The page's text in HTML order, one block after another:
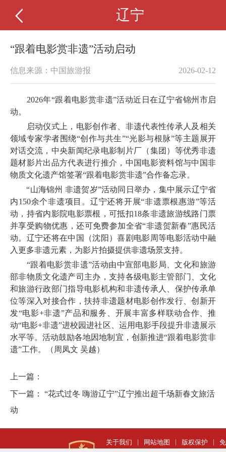
辽宁
“跟着电影赏非遗”活动启动
信息来源：中国旅游报 2026-02-12
2026年“跟着电影赏非遗”活动近日在辽宁省锦州市启
动。
启动仪式上，电影创作者、非遗代表性传承人及相关
领域专家学者围绕“创作与共生”“光影与根脉”等主题展开
对话交流，中央新闻纪录电影制片厂（集团）等优秀非遗
题材影片出品方代表进行推介，中国电影资料馆与中国非
物质文化遗产馆签署“跟着电影赏非遗”合作备忘录。
“山海锦州 非遗贺岁”活动同日举办，集中展示辽宁省
内150余个非遗项目。辽宁还将开展“非遗票根惠游”等活
动，持省内影院电影票根，可抵扣18条非遗旅游线路门票
并享受购物优惠，还可免费参加全省“非遗贺新春”惠民活
动。辽宁还将在中国（沈阳）喜剧电影周等电影活动中融
入更多非遗元素，为影片拍摄提供非遗场景支持。
“跟着电影赏非遗”活动由中宣部电影局、文化和旅游
部非物质文化遗产司主办，支持各级电影主管部门、文化
和旅游行政部门指导电影机构和非遗传承人、保护传承单
位等深入对接合作，扶持非遗题材电影创作发行、创新开
发“电影+非遗”产品和服务、开展丰富多样联动合作、推
动“电影+非遗”进校园进社区、运用电影手段提升非遗展示
水平等。活动鼓励各地因地制宜，创新推进“跟着电影赏非
遗”工作。（周凤文 吴越）
上一篇：
下一篇： “花式过冬 嗨游辽宁”辽宁推出超千场新春文旅活
动